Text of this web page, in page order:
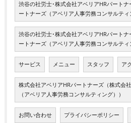
渋谷の社労士･株式会社アベリアHRパート
ートナーズ（アベリア人事労務コンサルテ
渋谷の社労士･株式会社アベリアHRパート
ートナーズ（アベリア人事労務コンサルテ
サービス メニュー スタッフ ア
株式会社アベリアHRパートナーズ（株式会
（アベリア人事労務コンサルティング））
お問い合わせ プライバシーポリシー